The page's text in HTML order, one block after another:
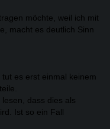
möchte, weil ich mit
macht es deutlich Sinn
es erst einmal keinem
dass dies als
Ist so ein Fall